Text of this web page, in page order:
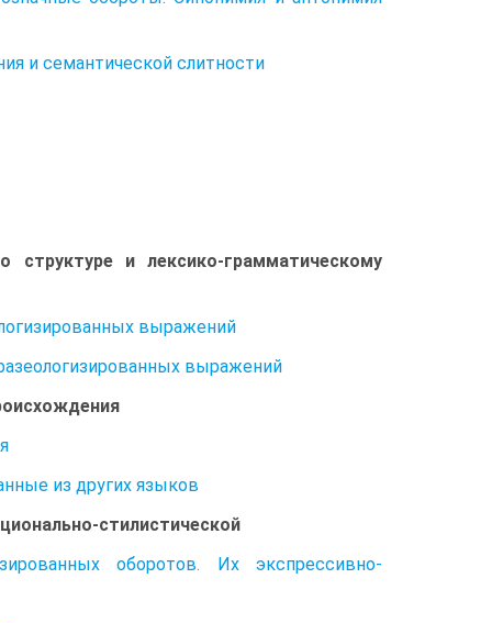
и семантической слитности
структуре и лексико-грамматическому
выражений
выражений
из других языков
стилистической
оборотов. Их экспрессивно-